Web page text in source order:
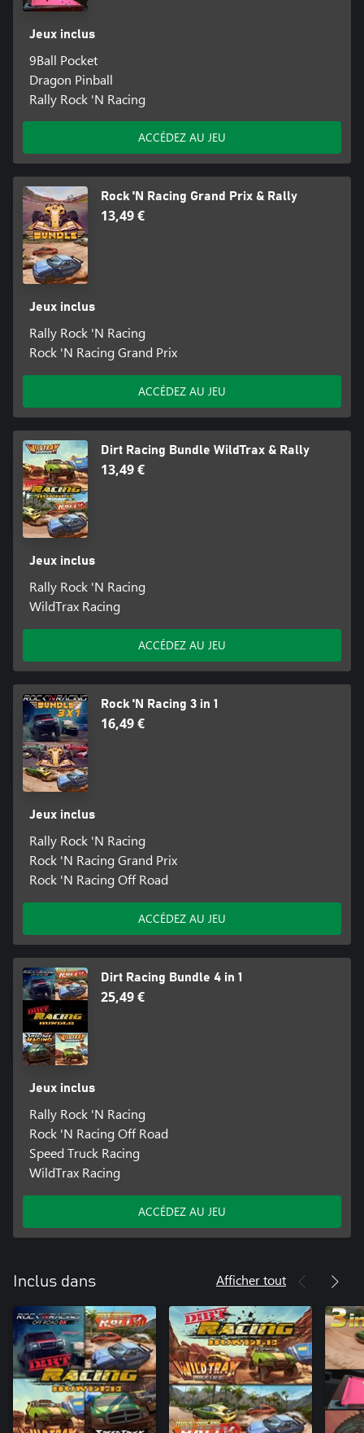
Jeux inclus
9Ball Pocket
Dragon Pinball
Rally Rock 'N Racing
ACCÉDEZ AU JEU
Rock 'N Racing Grand Prix & Rally
13,49 €
Jeux inclus
Rally Rock 'N Racing
Rock 'N Racing Grand Prix
ACCÉDEZ AU JEU
Dirt Racing Bundle WildTrax & Rally
13,49 €
Jeux inclus
Rally Rock 'N Racing
WildTrax Racing
ACCÉDEZ AU JEU
Rock 'N Racing 3 in 1
16,49 €
Jeux inclus
Rally Rock 'N Racing
Rock 'N Racing Grand Prix
Rock 'N Racing Off Road
ACCÉDEZ AU JEU
Dirt Racing Bundle 4 in 1
25,49 €
Jeux inclus
Rally Rock 'N Racing
Rock 'N Racing Off Road
Speed Truck Racing
WildTrax Racing
ACCÉDEZ AU JEU
Inclus dans Afficher tout